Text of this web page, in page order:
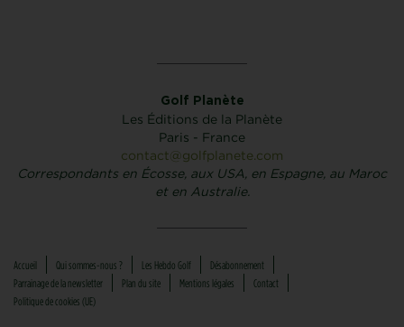
Golf Planète
Les Éditions de la Planète
Paris - France
contact@golfplanete.com
Correspondants en Écosse, aux USA, en Espagne, au Maroc
et en Australie.
Accueil Qui sommes-nous ? Les Hebdo Golf
Désabonnement
Parrainage de la newsletter
Plan du site Mentions légales
Contact
Politique de cookies (UE)